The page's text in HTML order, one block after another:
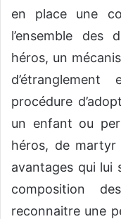
en place une
l’ensemble des
héros, un
procédure
un enfant ou
héros, de
avantages qui lui
composition
reconnaitre une